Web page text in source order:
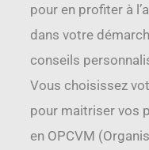
pour en profiter à
dans votre
conseils
Vous choisissez
pour maitriser vos
en OPCVM